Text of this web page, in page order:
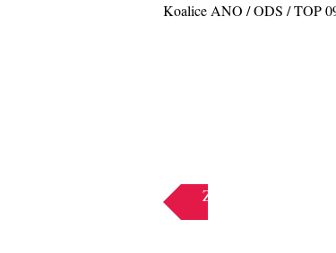
Koalice ANO / ODS / TOP
Zpět